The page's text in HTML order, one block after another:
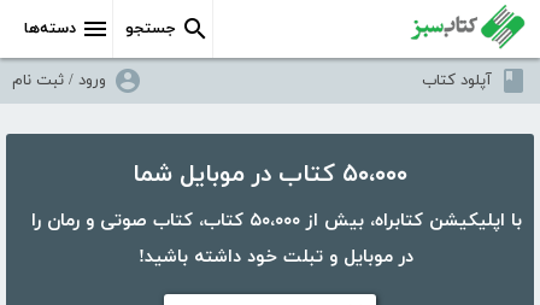
دسته‌ها جستجو
آپلود کتاب ورود / ثبت نام
۵۰،۰۰۰ کتاب در موبایل شما
با اپلیکیشن کتابراه، بیش از ۵۰،۰۰۰ کتاب، کتاب صوتی و رمان را
در موبایل و تبلت خود داشته باشید!